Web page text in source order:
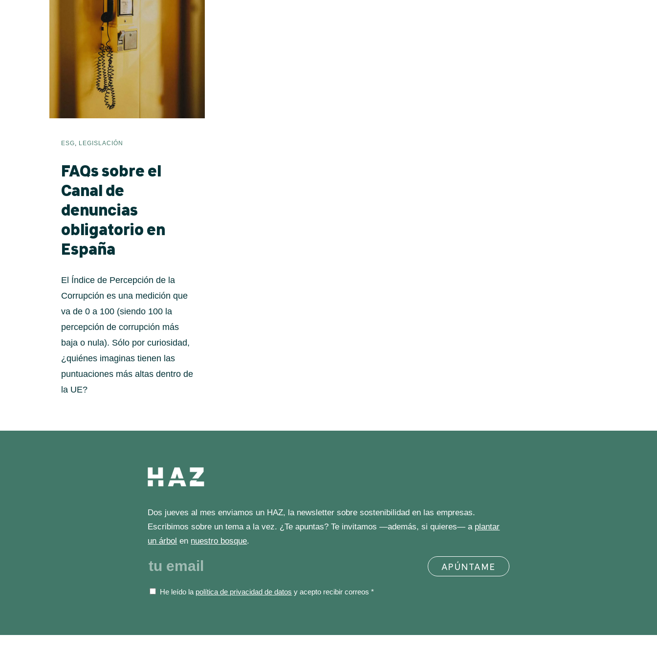
ESG, LEGISLACIÓN
FAQs sobre el
Canal de
denuncias
obligatorio en
España
El Índice de Percepción de la
Corrupción es una medición que
va de 0 a 100 (siendo 100 la
percepción de corrupción más
baja o nula). Sólo por curiosidad,
¿quiénes imaginas tienen las
puntuaciones más altas dentro de
la UE?
Dos jueves al mes enviamos un HAZ, la newsletter sobre sostenibilidad en las empresas.
Escribimos sobre un tema a la vez. ¿Te apuntas? Te invitamos —además, si quieres— a plantar
un árbol en nuestro bosque.
APÚNTAME
He leído la política de privacidad de datos y acepto recibir correos *